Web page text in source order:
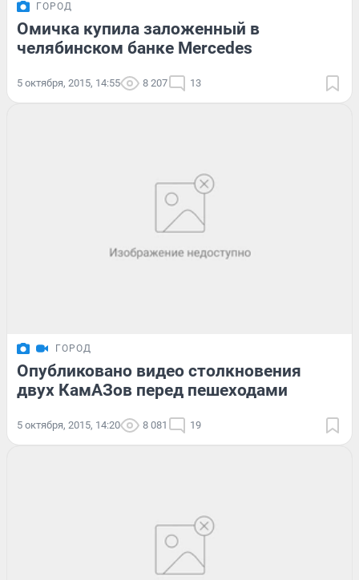
ГОРОД
Омичка купила заложенный в
челябинском банке Mercedes
5 октября, 2015, 14:55 8 207 13
ГОРОД
Опубликовано видео столкновения
двух КамАЗов перед пешеходами
5 октября, 2015, 14:20 8 081 19